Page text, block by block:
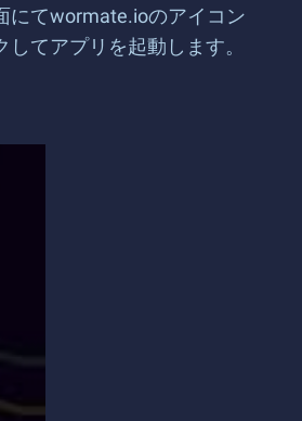
にてwormate.ioのアイコン
してアプリを起動します。